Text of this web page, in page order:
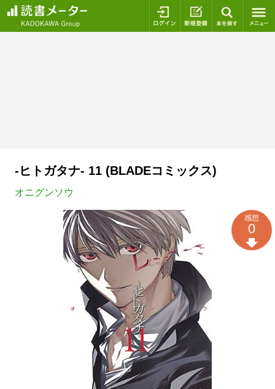
ログイン 新規登録
-ヒトガタナ- 11 (BLADEコミックス)
オニグンソウ
感想
0